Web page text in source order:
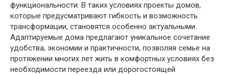
функциональности. В таких условиях проекты домов,
которые предусматривают гибкость и возможность
трансформации, становятся особенно актуальными.
Адаптируемые дома предлагают уникальное сочетание
удобства, экономии и практичности, позволяя семье на
протяжении многих лет жить в комфортных условиях без
необходимости переезда или дорогостоящей